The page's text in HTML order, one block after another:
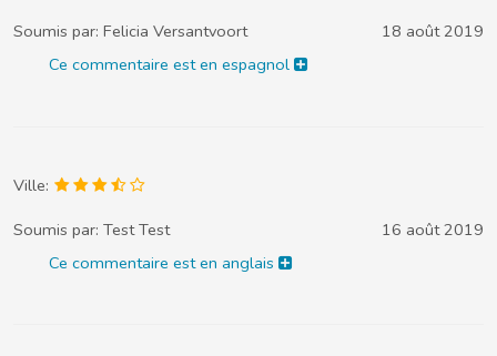
Soumis par: Felicia Versantvoort
18 août 2019
Ce commentaire est en espagnol
Ville:
Soumis par: Test Test
16 août 2019
Ce commentaire est en anglais